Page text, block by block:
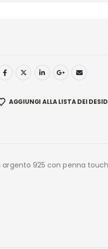
AGGIUNGI ALLA LISTA DEI
925 con penna